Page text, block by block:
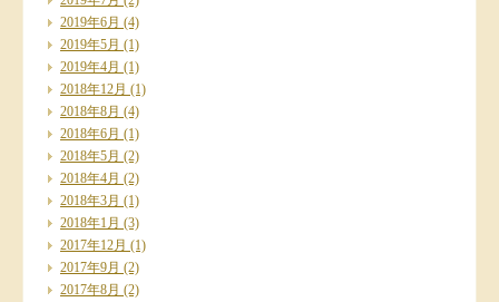
2019年6月 (4)
2019年5月 (1)
2019年4月 (1)
2018年12月 (1)
2018年8月 (4)
2018年6月 (1)
2018年5月 (2)
2018年4月 (2)
2018年3月 (1)
2018年1月 (3)
2017年12月 (1)
2017年9月 (2)
2017年8月 (2)